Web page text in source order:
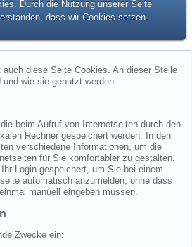
Durch die Nutzung unserer Seite
dass wir Cookies setzen.
diese Seite Cookies. An dieser Stelle
wie sie genutzt werden.
beim Aufruf von Internetseiten durch den
Rechner gespeichert werden. In den
verschiedene Informationen, um die
für Sie komfortabler zu gestalten.
Login gespeichert, um Sie bei einem
automatisch anzumelden, ohne dass
manuell eingeben müssen.
Zwecke ein: